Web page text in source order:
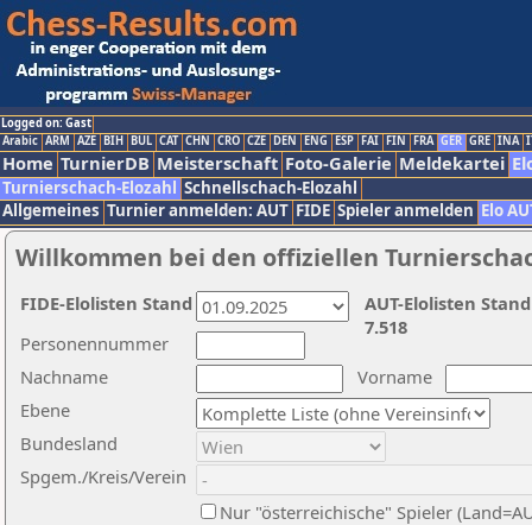
Logged on: Gast
Arabic ARM AZE BIH BUL CAT CHN CRO CZE DEN ENG ESP FAI FIN FRA GER GRE INA
Home TurnierDB Meisterschaft Foto-Galerie Meldekartei
Turnierschach-Elozahl Schnellschach-Elozahl
Allgemeines Turnier anmelden: AUT FIDE Spieler anmelden Elo
Willkommen bei den offiziellen
Nachname
Vorname
Ebene
Personennummer
Bundesland
Spgem./Kreis/Verein
Nur "österreichische" Spieler
AUT-Elolisten
7.518
FIDE-Elolisten Stand